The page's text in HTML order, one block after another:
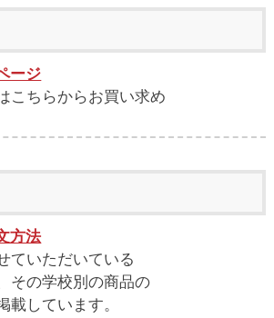
ージ
こちらからお買い求め
方法
ていただいている
その学校別の商品の
しています。